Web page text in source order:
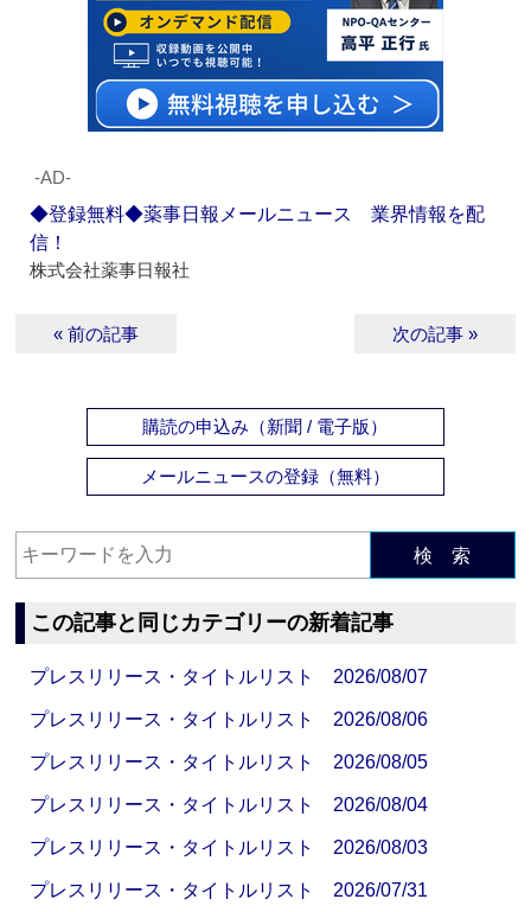
‐AD‐
◆登録無料◆薬事日報メールニュース 業界情報を配
信！
株式会社薬事日報社
« 前の記事 次の記事 »
購読の申込み（新聞 / 電子版）
メールニュースの登録（無料）
検 索
この記事と同じカテゴリーの新着記事
プレスリリース・タイトルリスト 2026/08/07
プレスリリース・タイトルリスト 2026/08/06
プレスリリース・タイトルリスト 2026/08/05
プレスリリース・タイトルリスト 2026/08/04
プレスリリース・タイトルリスト 2026/08/03
プレスリリース・タイトルリスト 2026/07/31